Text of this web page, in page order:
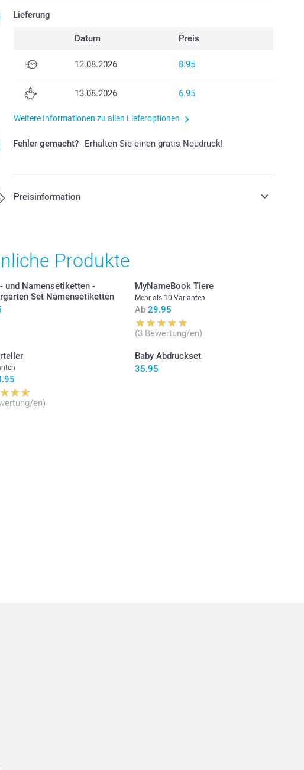
Lieferung
Datum Preis
12.08.2026 8.95
13.08.2026 6.95
Weitere Informationen zu allen Lieferoptionen
Fehler gemacht? Erhalten Sie einen gratis Neudruck!
Preisinformation
Produkte
und Namensetiketten -
Set Namensetiketten
MyNameBook Tiere
Mehr als 10 Varianten
Ab 29.95
(3 Bewertung/en)
en)
Baby Abdruckset
35.95